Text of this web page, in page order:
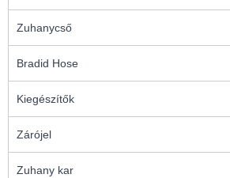
Zuhanycső
Bradid Hose
Kiegészítők
Zárójel
Zuhany kar